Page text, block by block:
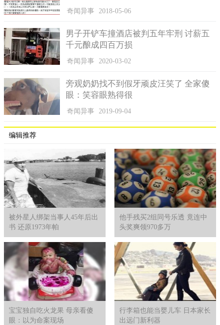
如果从光学角度想，我们按照一定的速度一直沿着固定的方
向行走，最后会回到原点，只是宇宙的膨胀速度太快，科技也跟
不上它的速度，所以光学角度的想法也是行不通的。
哪怕我们真的达到了其膨胀的速度，想来我们的寿命也无法
支持我们的这个想法，我们的生命对于这个无限生命的宇宙来
说，短暂得毫秒都称不上的。
所以，到底宇宙的外面是什么？可是虚无，可能是神界，也
可能是另一个“宇宙”，这些，谁又能说的清呢……
奇闻异事 2018-05-06
男子开铲车撞酒店被判五年牢刑 讨薪五
千元酿成四百万损
奇闻异事 2020-03-02
旁观奶奶找不到假牙顽皮汪笑了 全家傻
眼：笑容眼熟得很
奇闻异事 2019-09-04
编辑推荐
被外星人绑架当事人45年后出
书 还原1973年帕
他手残买2组同号乐透 竟连中
头奖爽领970多万
宝宝独自吃火龙果 母亲看傻
眼：以为命案现场
行李箱也能当婴儿车 日本家长
出远门新利器